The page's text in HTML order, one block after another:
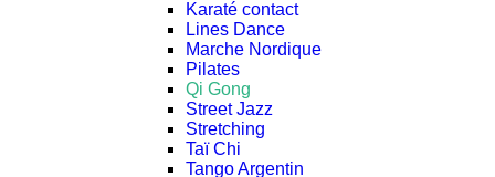
Karaté contact
Lines Dance
Marche Nordique
Pilates
Qi Gong
Street Jazz
Stretching
Taï Chi
Tango Argentin